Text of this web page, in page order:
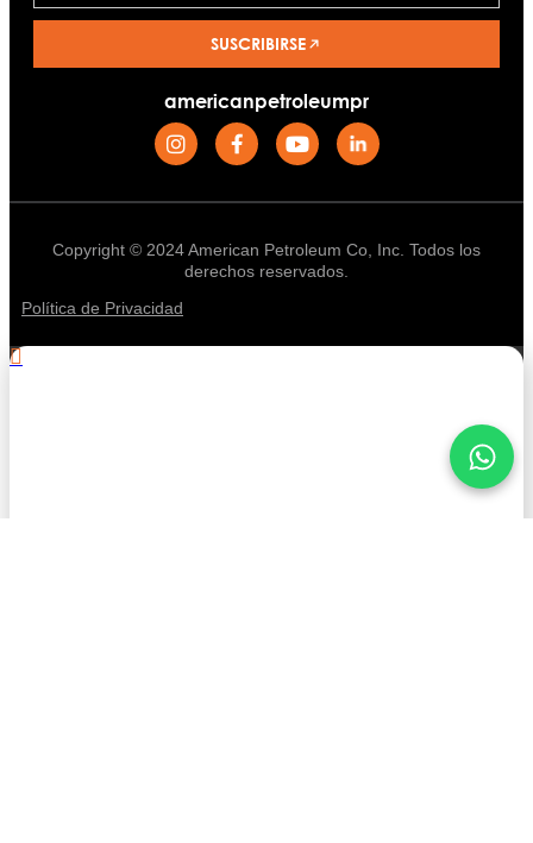
SUSCRIBIRSE
americanpetroleumpr
Copyright © 2024 American Petroleum Co, Inc. Todos los
derechos reservados.
Política de Privacidad